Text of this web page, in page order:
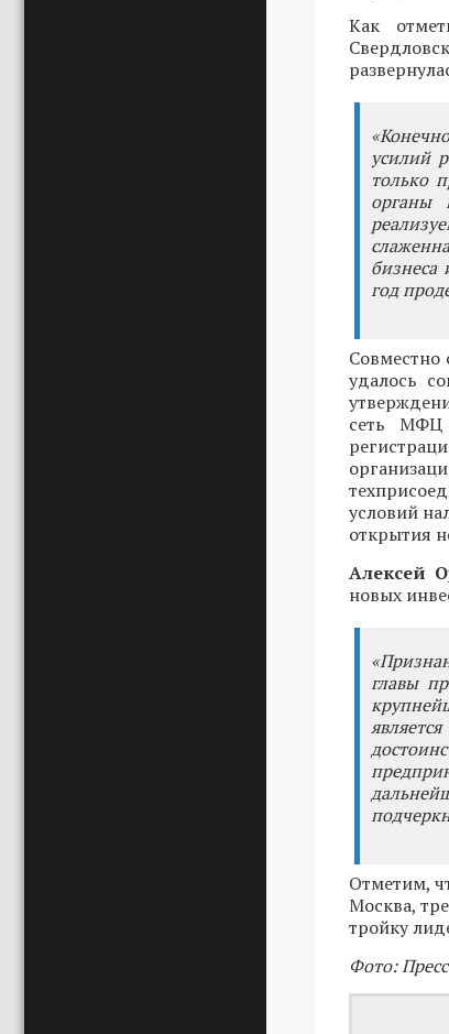
Как
усилий
только
органы
бизнеса
год
Совместно
удалось
сеть МФЦ
условий
открытия
Алексей
новых
главы
Отметим,
Москва,
тройку
Фото: